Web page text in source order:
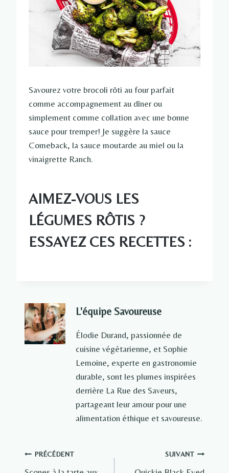
Savourez votre brocoli rôti au four parfait
comme accompagnement au dîner ou
simplement comme collation avec une bonne
sauce pour tremper! Je suggère la sauce
Comeback, la sauce moutarde au miel ou la
vinaigrette Ranch.
AIMEZ-VOUS LES
LÉGUMES RÔTIS ?
ESSAYEZ CES RECETTES :
L'équipe Savoureuse
Élodie Durand, passionnée de
cuisine végétarienne, et Sophie
Lemoine, experte en gastronomie
durable, sont les plumes inspirées
derrière La Rue des Saveurs,
partageant leur amour pour une
alimentation éthique et savoureuse.
Navigation
PRÉCÉDENT SUIVANT